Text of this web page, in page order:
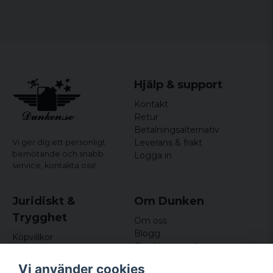
Vi ger dig ett personligt
bemötande och snabb
service, kontakta oss!
Hjälp & support
Kontakt
Retur
Betalningsalternativ
Leverans & frakt
Logga in
Juridiskt &
Trygghet
Köpvillkor
Om cookies
Om Dunken
Om oss
Blogg
Omdömen och
Vi använder cookies